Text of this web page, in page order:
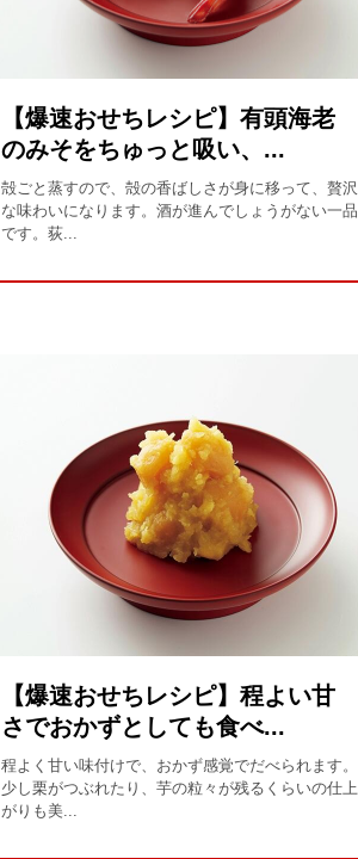
【爆速おせちレシピ】有頭海老
のみそをちゅっと吸い、...
殻ごと蒸すので、殻の香ばしさが身に移って、贅沢
な味わいになります。酒が進んでしょうがない一品
です。荻...
【爆速おせちレシピ】程よい甘
さでおかずとしても食べ...
程よく甘い味付けで、おかず感覚でだべられます。
少し栗がつぶれたり、芋の粒々が残るくらいの仕上
がりも美...